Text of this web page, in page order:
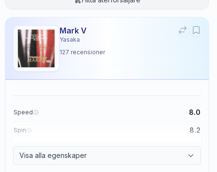
Mark V
Yasaka
127 recensioner
Speed 8.0
Spin 8.2
Visa alla egenskaper